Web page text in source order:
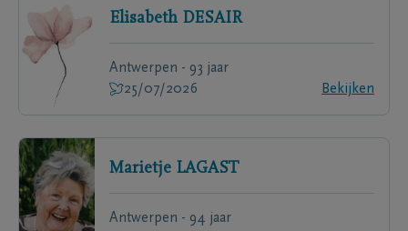
Elisabeth DESAIR
Antwerpen - 93 jaar
25/07/2026
Bekijken
Marietje LAGAST
Antwerpen - 94 jaar